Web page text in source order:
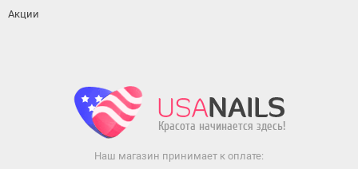
Акции
Наш магазин принимает к оплате: